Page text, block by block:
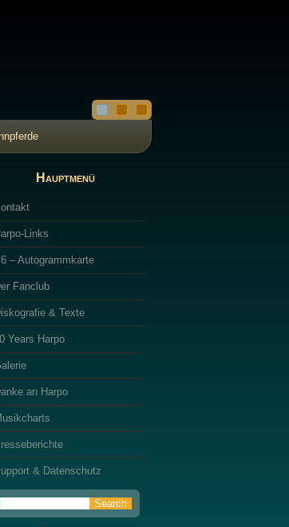
Hauptmenü
Links
– Autogrammkarte
Fanclub
& Texte
Years Harpo
an Harpo
& Datenschutz